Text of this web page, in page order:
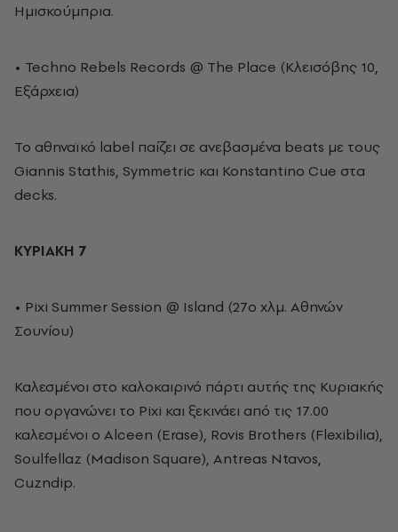
Ημισκούμπρια.
• Techno Rebels Records @ The Place (Kλεισόβης 10,
Εξάρχεια)
To αθηναϊκό label παίζει σε ανεβασμένα beats με τους
Giannis Stathis, Symmetric και Konstantino Cue στα
decks.
KYΡIAKH 7
• Pixi Summer Session @ Island (27o χλμ. Αθηνών
Σουνίου)
Καλεσμένοι στο καλοκαιρινό πάρτι αυτής της Κυριακής
που οργανώνει το Pixi και ξεκινάει από τις 17.00
καλεσμένοι ο Αlceen (Erase), Rovis Brothers (Flexibilia),
Soulfellaz (Madison Square), Antreas Ntavos,
Cuzndip.